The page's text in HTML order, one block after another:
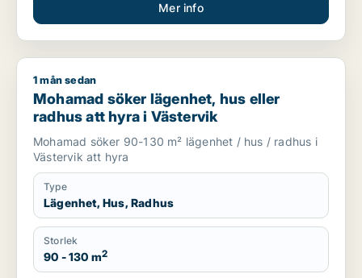
Mer info
Mohamad söker lägenhet, hus eller radhus att hyra i
1 mån sedan
Mohamad söker lägenhet, hus eller
radhus att hyra i Västervik
Mohamad söker 90-130 m² lägenhet / hus / radhus i
Västervik att hyra
Type
Lägenhet, Hus, Radhus
Storlek
90 - 130 m2